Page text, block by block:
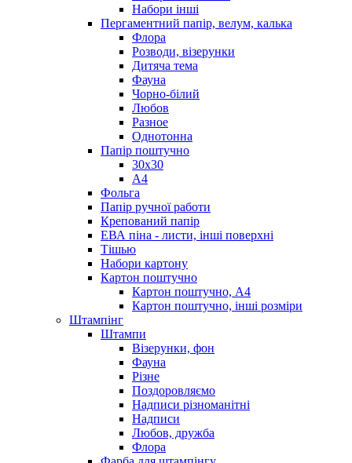
Набори інші
Пергаментний папір, велум, калька
Флора
Розводи, візерунки
Дитяча тема
Фауна
Чорно-білий
Любов
Разное
Однотонна
Папір поштучно
30х30
А4
Фольга
Папір ручної работи
Крепований папір
ЕВА піна - листи, інші поверхні
Тішью
Набори картону
Картон поштучно
Картон поштучно, А4
Картон поштучно, інші розміри
Штампінг
Штампи
Візерунки, фон
Фауна
Різне
Поздоровляємо
Надписи різноманітні
Надписи
Любов, дружба
Флора